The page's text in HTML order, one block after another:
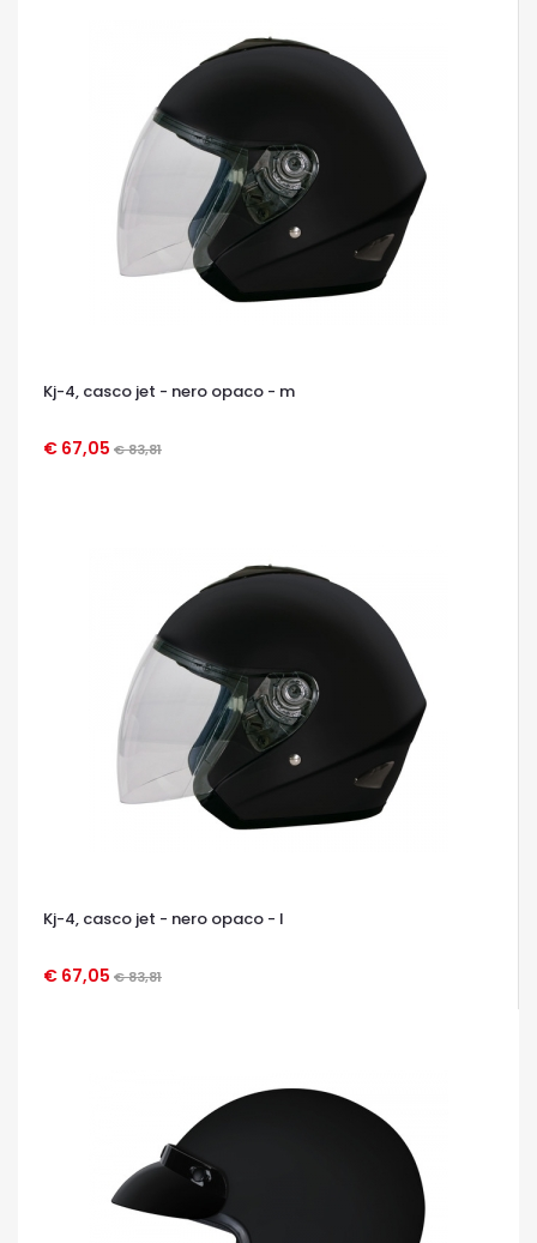
Kj-4, casco jet - nero opaco - m
€ 67,05 € 83,81
OCCHIATA VELOCE
Kj-4, casco jet - nero opaco - l
€ 67,05 € 83,81
OCCHIATA VELOCE